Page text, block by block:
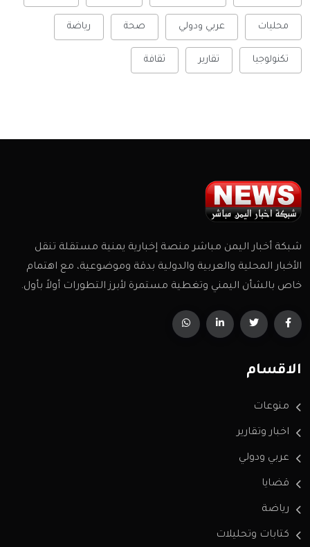
محليات عربي ودولي صحة رياضة
تكنولوجيا تقارير ثقافة
شبكة أخبار اليمن مباشر منصة إخبارية يمنية مستقلة تنقل
الأخبار المحلية والعربية والدولية بدقة وموضوعية، مع اهتمام
خاص بالشأن اليمني وتغطية مستمرة لأبرز التطورات أولاً بأول.
الاقسام
منوعات
اخبار وتقارير
عربي ودولي
قضايا
رياضة
كتابات وتحليلات